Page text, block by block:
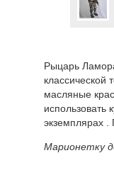
Рыцарь
классической
масляные
использовать
экземплярах .
Марионетку